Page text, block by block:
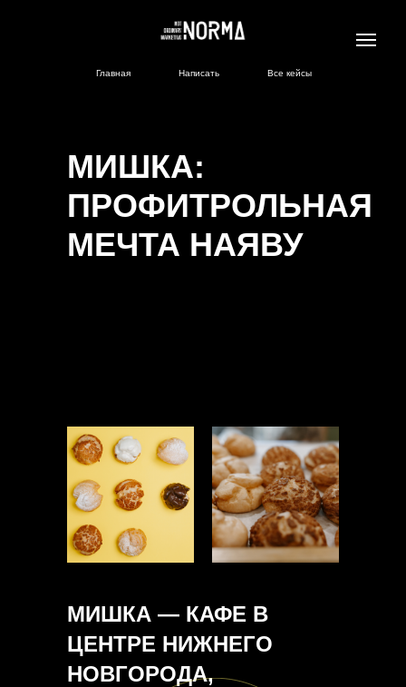
Все кейсы
Написать
Главная
МИШКА:
ПРОФИТРОЛЬНАЯ
МЕЧТА НАЯВУ
МИШКА — КАФЕ В
ЦЕНТРЕ НИЖНЕГО
НОВГОРОДА,